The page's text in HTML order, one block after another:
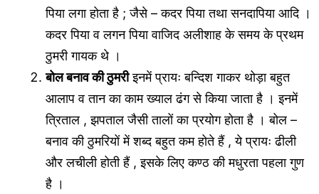
पिया लगा होता है ; जैसे – कदर पिया तथा सनदापिया आदि ।
कदर पिया व लगन पिया वाजिद अलीशाह के समय के प्रथम
ठुमरी गायक थे ।
बोल बनाव की ठुमरीइनमें प्रायः बन्दिश गाकर थोड़ा बहुत
आलाप व तान का काम ख्याल ढंग से किया जाता है । इनमें
त्रिताल , झपताल जैसी तालों का प्रयोग होता है । बोल –
बनाव की ठुमरियों में शब्द बहुत कम होते हैं , ये प्रायः ढीली
और लचीली होती हैं , इसके लिए कण्ठ की मधुरता पहला गुण
है ।